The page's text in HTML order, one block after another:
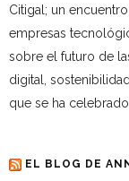
Citigal; un
empresas
sobre el futuro de
digital,
que se ha
EL BLOG DE